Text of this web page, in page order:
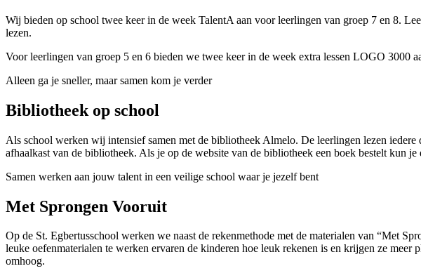
Wij bieden op school twee keer in de week TalentA aan voor leerlingen van groep 7 en 8.
lezen.
Voor leerlingen van groep 5 en 6 bieden we twee keer in de week extra lessen LOGO 3000
Alleen ga je sneller, maar samen kom je verder
Bibliotheek op school
Als school werken wij intensief samen met de bibliotheek Almelo. De leerlingen lezen
afhaalkast van de bibliotheek. Als je op de website van de bibliotheek een boek bestelt kun je
Samen werken aan jouw talent in een veilige school waar je jezelf bent
Met Sprongen Vooruit
Op de St. Egbertusschool werken we naast de rekenmethode met de materialen van “Met
leuke oefenmaterialen te werken ervaren de kinderen hoe leuk rekenen is en krijgen ze
omhoog.